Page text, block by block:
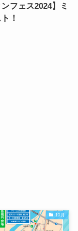
フェス2024】ミ
！
10月